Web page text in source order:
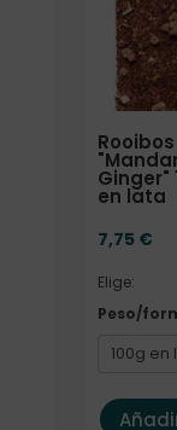
Ginger"
en lata
7,75 €
Elige:
Peso/